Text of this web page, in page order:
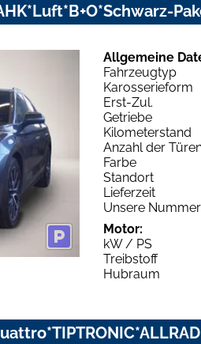
Allgemeine
Fahrzeugtyp
Karosserieform
Erst-Zul.
Getriebe
Kilometerstand
Anzahl der
Farbe
Standort
Lieferzeit
Unsere Nummer
Motor:
kW / PS
Treibstoff
Hubraum